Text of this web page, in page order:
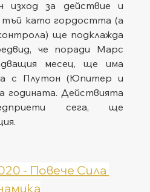
изход за действие и
като гордостта (а
ще подклажда
че поради Марс
месец, ще има
с Плутон (Юпитер и
годината. Действията
сега, ще
- Повече Сила